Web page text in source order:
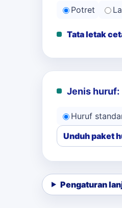
Potret
Tata letak
Jenis huruf:
Huruf
Unduh paket
Pengaturan